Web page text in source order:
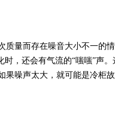
量而存在噪音大小不一的
，还会有气流的“嗤嗤”声
噪声太大，就可能是冷柜故